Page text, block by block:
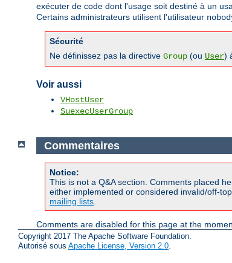
exécuter de code dont l'usage soit destiné à un
Certains administrateurs utilisent l'utilisateur
Sécurité
Ne définissez pas la directive Group (ou User)
Voir aussi
VHostUser
SuexecUserGroup
Commentaires
Notice:
This is not a Q&A section. Comments placed
either implemented or considered invalid/off-
mailing lists.
Comments are disabled for this page at the
Copyright 2017 The Apache Software Foundation.
Autorisé sous Apache License, Version 2.0